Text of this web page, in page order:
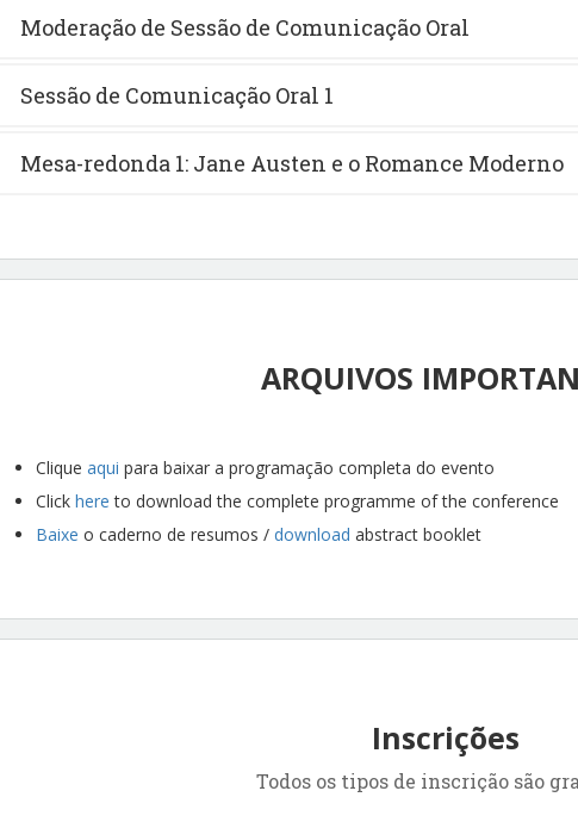
Moderação de Sessão de Comunicação Oral
Sessão de Comunicação Oral 1
Mesa-redonda 1: Jane Austen e o Romance Moderno
ARQUIVOS
Clique aqui para baixar a programação completa do evento
Click hereto download the complete programme of the conference
Baixe o caderno de resumos / download abstract booklet
Inscrições
Todos os tipos de inscrição são